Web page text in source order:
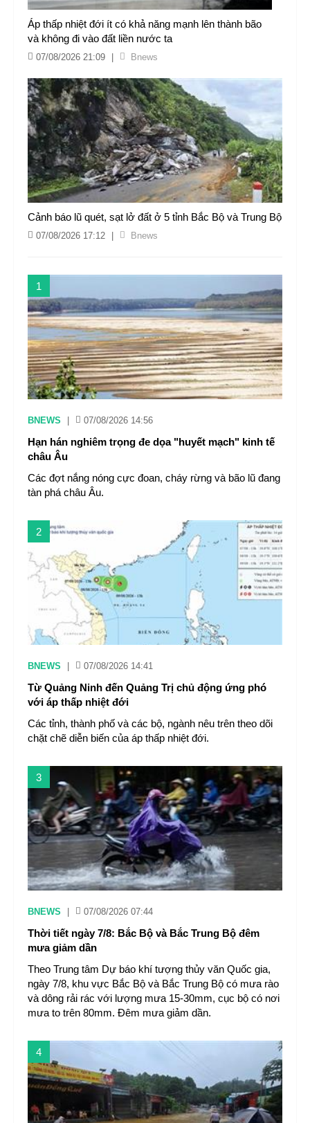
Áp thấp nhiệt đới ít có khả năng mạnh lên thành bão
và không đi vào đất liền nước ta
07/08/2026 21:09 Bnews
Cảnh báo lũ quét, sạt lở đất ở 5 tỉnh Bắc Bộ và Trung Bộ
07/08/2026 17:12 Bnews
1
BNEWS 07/08/2026 14:56
Hạn hán nghiêm trọng đe dọa "huyết mạch" kinh tế
châu Âu
Các đợt nắng nóng cực đoan, cháy rừng và bão lũ đang
tàn phá châu Âu.
2
BNEWS 07/08/2026 14:41
Từ Quảng Ninh đến Quảng Trị chủ động ứng phó
với áp thấp nhiệt đới
Các tỉnh, thành phố và các bộ, ngành nêu trên theo dõi
chặt chẽ diễn biến của áp thấp nhiệt đới.
3
BNEWS 07/08/2026 07:44
Thời tiết ngày 7/8: Bắc Bộ và Bắc Trung Bộ đêm
mưa giảm dần
Theo Trung tâm Dự báo khí tượng thủy văn Quốc gia,
ngày 7/8, khu vực Bắc Bộ và Bắc Trung Bộ có mưa rào
và dông rải rác với lượng mưa 15-30mm, cục bộ có nơi
mưa to trên 80mm. Đêm mưa giảm dần.
4